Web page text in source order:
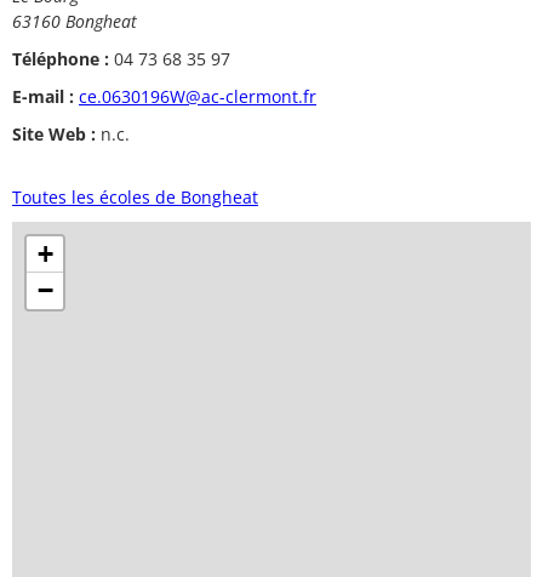
63160 Bongheat
Téléphone : 04 73 68 35 97
E-mail : ce.0630196W@ac-clermont.fr
Site Web : n.c.
Toutes les écoles de Bongheat
+
−